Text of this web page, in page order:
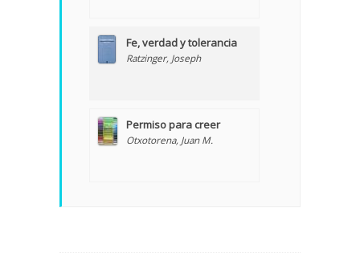
Fe, verdad y tolerancia
Ratzinger, Joseph
Permiso para creer
Otxotorena, Juan M.